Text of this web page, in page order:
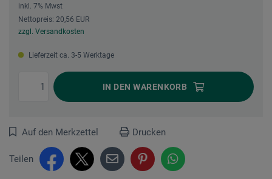
inkl. 7% Mwst
Nettopreis: 20,56 EUR
zzgl. Versandkosten
Lieferzeit ca. 3-5 Werktage
IN DEN WARENKORB
Auf den Merkzettel Drucken
Teilen